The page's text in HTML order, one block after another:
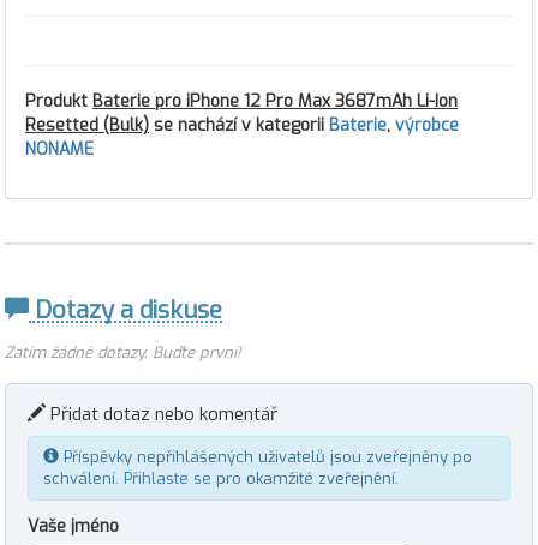
Produkt Baterie pro iPhone 12 Pro Max 3687mAh Li-Ion
Resetted (Bulk) se nachází v kategorii Baterie, výrobce
NONAME
Dotazy a diskuse
Zatím žádné dotazy. Buďte první!
Přidat dotaz nebo komentář
Příspěvky nepřihlášených uživatelů jsou zveřejněny po
schválení. Přihlaste se pro okamžité zveřejnění.
Vaše jméno